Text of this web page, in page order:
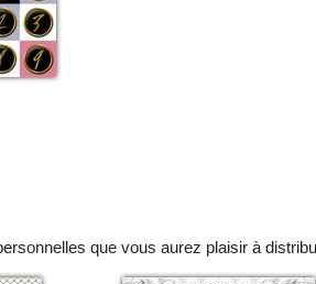
que vous aurez plaisir à